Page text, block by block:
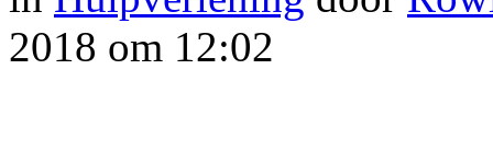
2018 om 12:02